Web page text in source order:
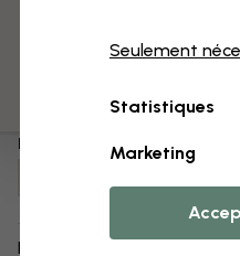
Pré-assemblé et prêt
Des couleurs qui ne
Numéro d'article :
Livraison et retours
Seulement
Statistiques
Marketing